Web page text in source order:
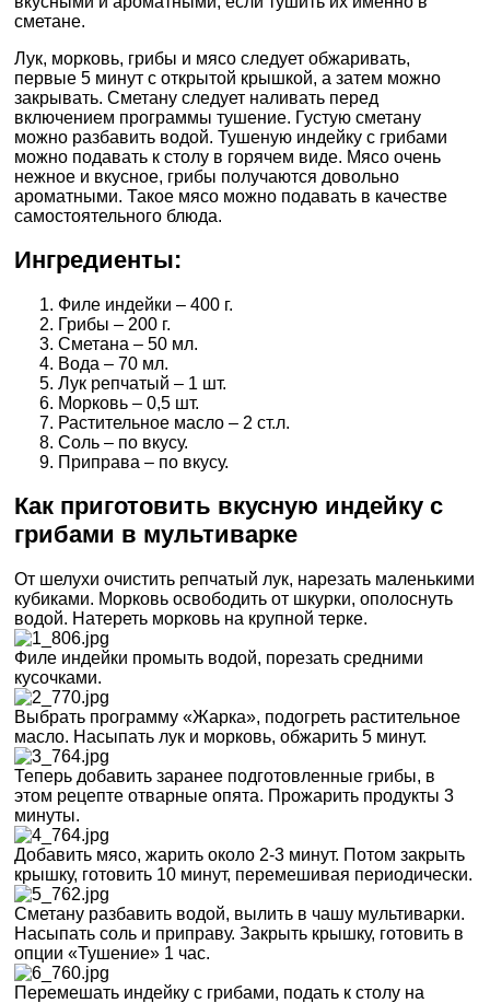
сметане.
Лук, морковь, грибы и мясо следует обжаривать,
первые 5 минут с открытой крышкой, а затем можно
закрывать. Сметану следует наливать перед
включением программы тушение. Густую сметану
можно разбавить водой. Тушеную индейку с грибами
можно подавать к столу в горячем виде. Мясо очень
нежное и вкусное, грибы получаются довольно
ароматными. Такое мясо можно подавать в качестве
самостоятельного блюда.
Ингредиенты:
Филе индейки – 400 г.
Грибы – 200 г.
Сметана – 50 мл.
Вода – 70 мл.
Лук репчатый – 1 шт.
Морковь – 0,5 шт.
Растительное масло – 2 ст.л.
Соль – по вкусу.
Приправа – по вкусу.
Как приготовить вкусную индейку с
грибами в мультиварке
От шелухи очистить репчатый лук, нарезать маленькими
кубиками. Морковь освободить от шкурки, ополоснуть
водой. Натереть морковь на крупной терке.
Филе индейки промыть водой, порезать средними
кусочками.
Выбрать программу «Жарка», подогреть растительное
масло. Насыпать лук и морковь, обжарить 5 минут.
Теперь добавить заранее подготовленные грибы, в
этом рецепте отварные опята. Прожарить продукты 3
минуты.
Добавить мясо, жарить около 2-3 минут. Потом закрыть
крышку, готовить 10 минут, перемешивая периодически.
Сметану разбавить водой, вылить в чашу мультиварки.
Насыпать соль и приправу. Закрыть крышку, готовить в
опции «Тушение» 1 час.
Перемешать индейку с грибами, подать к столу на